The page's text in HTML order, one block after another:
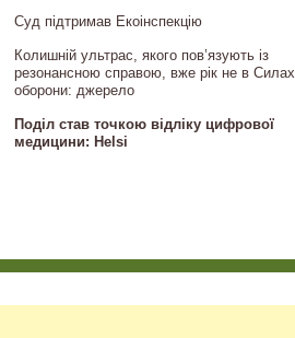
Суд підтримав Екоінспекцію
Колишній ультрас, якого пов’язують із
резонансною справою, вже рік не в Силах
оборони: джерело
Поділ став точкою відліку цифрової
медицини: Helsi